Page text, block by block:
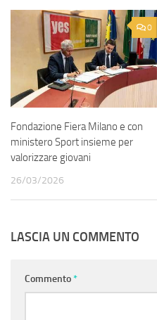
0
Fondazione Fiera Milano e con
ministero Sport insieme per
valorizzare giovani
26/03/2026
LASCIA UN COMMENTO
Commento*